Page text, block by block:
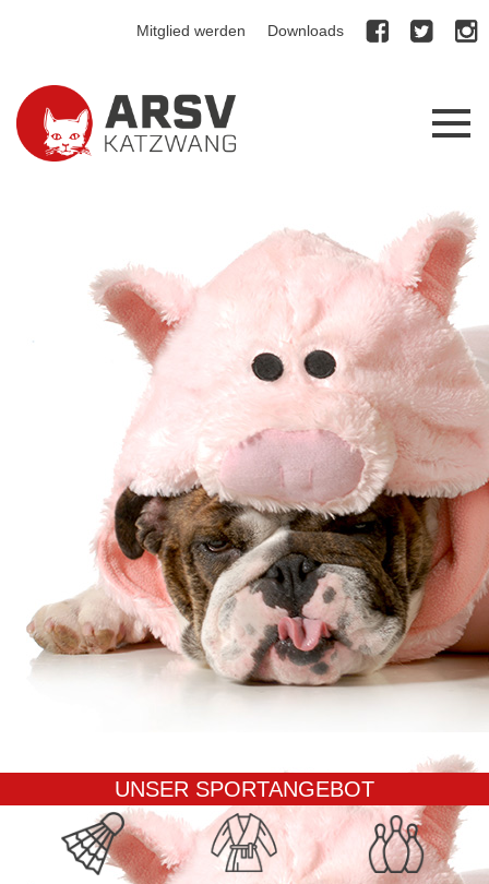
Mitglied werden Downloads
UNSER SPORTANGEBOT